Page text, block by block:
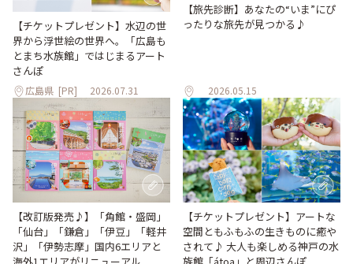
【チケットプレゼント】水辺の世
界から浮世絵の世界へ。「広島も
とまち水族館」ではじまるアート
さんぽ
広島県 [PR] 2026.07.31
【旅先診断】あなたの“いま”にぴ
ったりな旅先が見つかる♪
2026.05.15
【改訂版発売♪】「角館・盛岡」
「仙台」「鎌倉」「伊豆」「軽井
沢」「伊勢志摩」国内6エリアと
海外1エリアがリニューアル
【チケットプレゼント】アートな
空間ともふもふの生きものに癒や
されて♪ 大人も楽しめる神戸の水